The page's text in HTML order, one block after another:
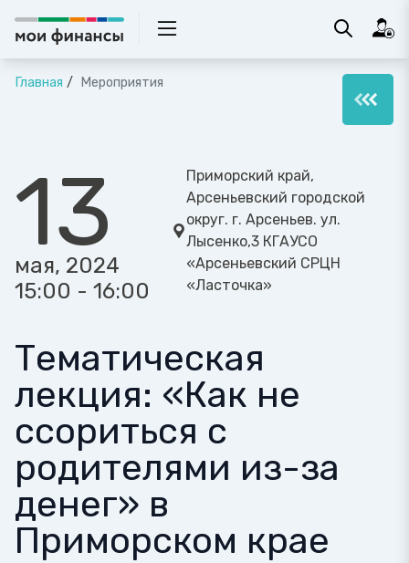
Главная Мероприятия
13
мая, 2024
15:00 - 16:00
Приморский край,
Арсеньевский городской
округ. г. Арсеньев. ул.
Лысенко,3 КГАУСО
«Арсеньевский СРЦН
«Ласточка»
Тематическая
лекция: «Как не
ссориться с
родителями из-за
денег» в
Приморском крае